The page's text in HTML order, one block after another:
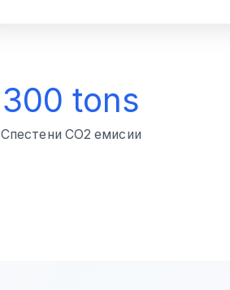
300 tons
Спестени CO2 емисии